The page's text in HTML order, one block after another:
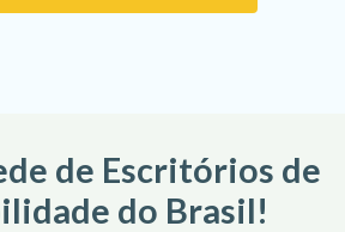
de Escritórios de
do Brasil!